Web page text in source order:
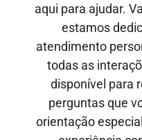
aqui para ajudar.
estamos
atendimento
todas as
disponível para
perguntas que
orientação